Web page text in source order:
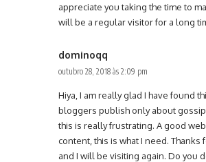
appreciate you taking the time to
will be a regular visitor for a long
dominoqq
outubro 28, 2018 às 2:09 pm
Hiya, I am really glad I have found
bloggers publish only about
this is really frustrating. A good
content, this is what I need. Thanks
and I will be visiting again. Do you